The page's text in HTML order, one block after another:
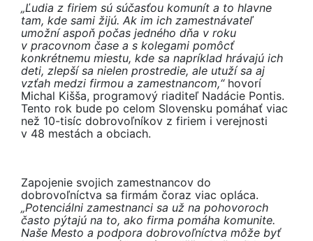
„Ľudia z firiem sú súčasťou komunít a to hlavne
tam, kde sami žijú. Ak im ich zamestnávateľ
umožní aspoň počas jedného dňa v roku
v pracovnom čase a s kolegami pomôcť
konkrétnemu miestu, kde sa napríklad hrávajú ich
deti, zlepší sa nielen prostredie, ale utuží sa aj
vzťah medzi firmou a zamestnancom,“hovorí
Michal Kišša, programový riaditeľ Nadácie Pontis.
Tento rok bude po celom Slovensku pomáhať viac
než 10-tisíc dobrovoľníkov z firiem i verejnosti
v 48 mestách a obciach.
Zapojenie svojich zamestnancov do
dobrovoľníctva sa firmám čoraz viac opláca.
„Potenciálni zamestnanci sa už na pohovoroch
často pýtajú na to, ako firma pomáha komunite.
Naše Mesto a podpora dobrovoľníctva môže byť